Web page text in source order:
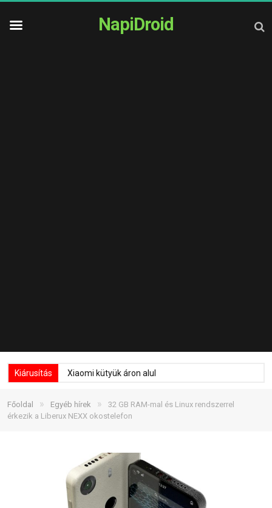
NapiDroid
Kiárusítás Xiaomi kütyük áron alul
Főoldal » Egyéb hírek »
32 GB RAM-mal és Linux rendszerrel
érkezik a Liberux NEXX okostelefon